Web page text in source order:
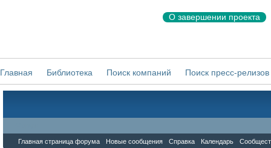
О завершении проекта
Главная Библиотека Поиск компаний Поиск пресс-релизов
Главная страница форума Новые сообщения Справка Календарь